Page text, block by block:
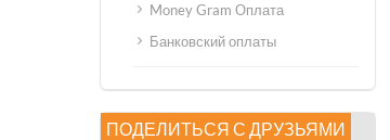
Money Gram Оплата
Банковский оплаты
ПОДЕЛИТЬСЯ С ДРУЗЬЯМИ